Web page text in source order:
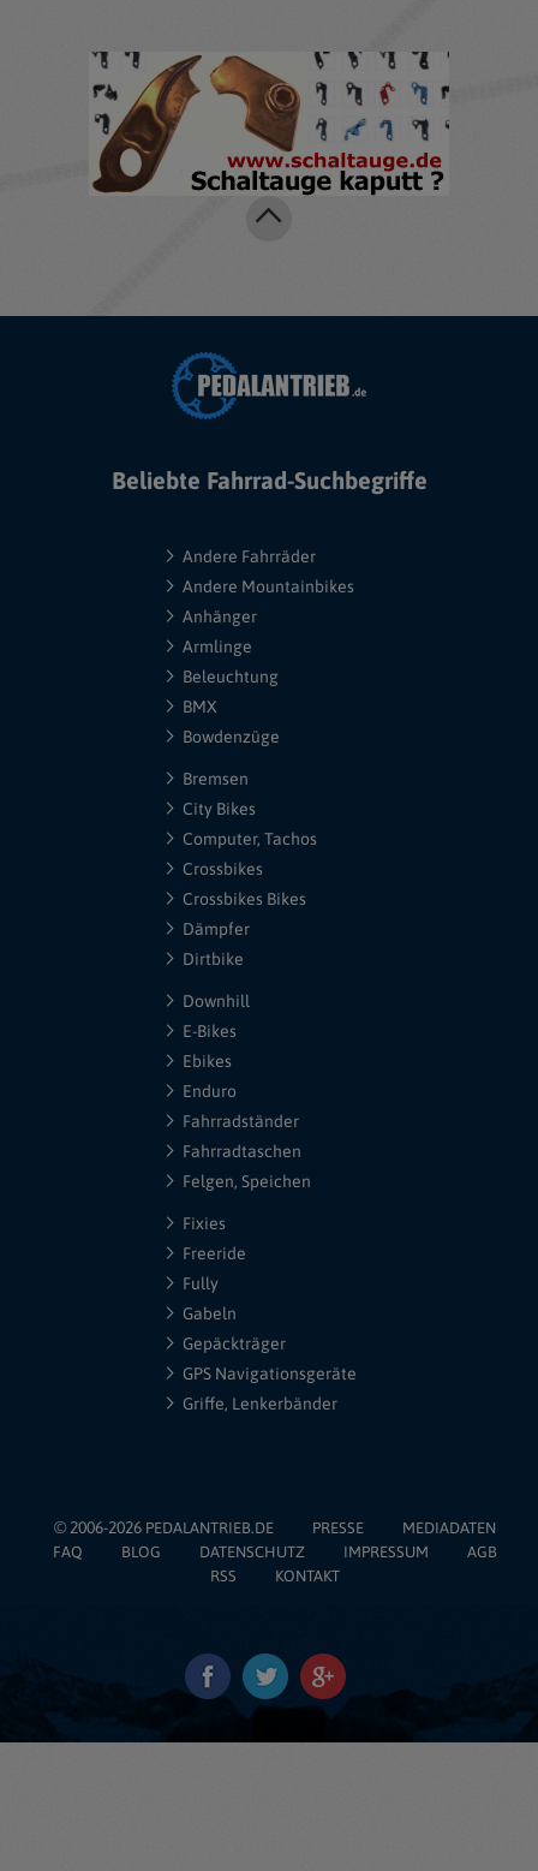
Beliebte Fahrrad-Suchbegriffe
Andere Fahrräder
Andere Mountainbikes
Anhänger
Armlinge
Beleuchtung
BMX
Bowdenzüge
Bremsen
City Bikes
Computer, Tachos
Crossbikes
Crossbikes Bikes
Dämpfer
Dirtbike
Downhill
E-Bikes
Ebikes
Enduro
Fahrradständer
Fahrradtaschen
Felgen, Speichen
Fixies
Freeride
Fully
Gabeln
Gepäckträger
GPS Navigationsgeräte
Griffe, Lenkerbänder
© 2006-2026 PEDALANTRIEB.DE PRESSE
MEDIADATEN
FAQ
BLOG DATENSCHUTZ IMPRESSUM
AGB
RSS
KONTAKT